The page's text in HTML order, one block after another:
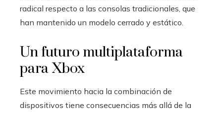
radical respecto a las consolas tradicionales, que
han mantenido un modelo cerrado y estático.
Un futuro multiplataforma
para Xbox
Este movimiento hacia la combinación de
dispositivos tiene consecuencias más allá de la